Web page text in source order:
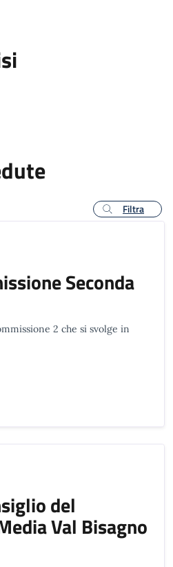
Filtra
Seconda
2 che si svolge in
del
Val Bisagno